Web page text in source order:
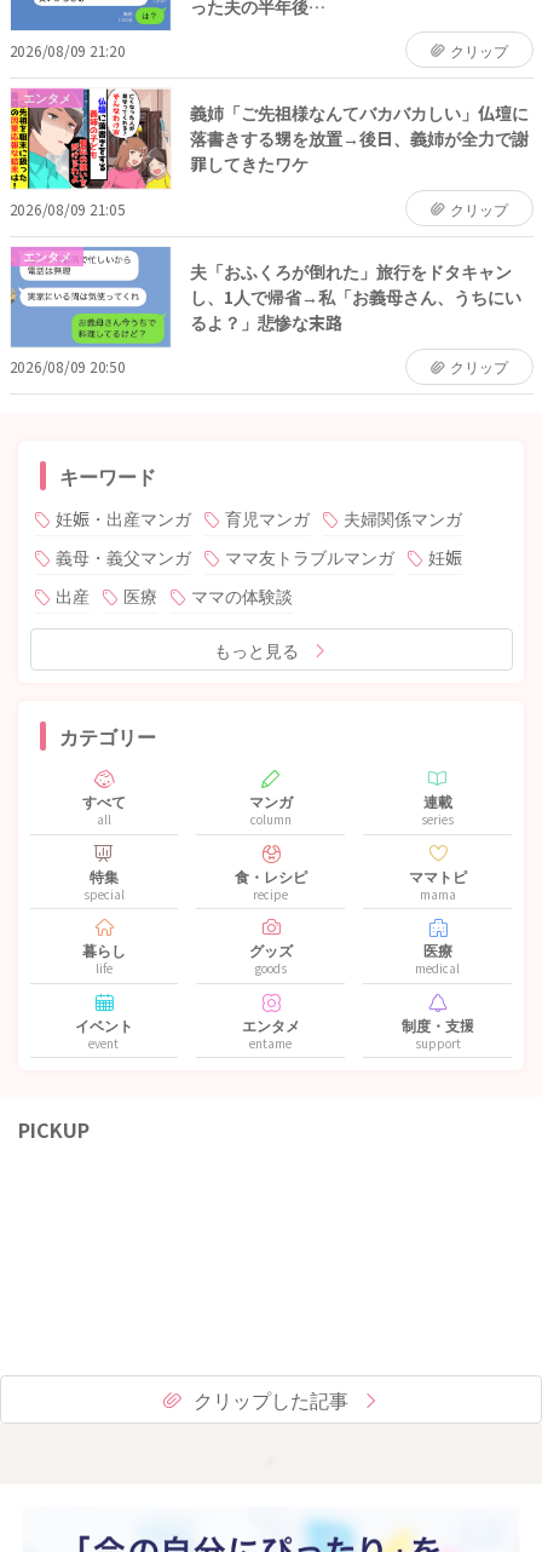
った夫の半年後…
2026/08/09 21:20 クリップ
エンタメ
義姉「ご先祖様なんてバカバカしい」仏壇に
落書きする甥を放置→後日、義姉が全力で謝
罪してきたワケ
2026/08/09 21:05 クリップ
エンタメ
夫「おふくろが倒れた」旅行をドタキャン
し、1人で帰省→私「お義母さん、うちにい
るよ？」悲惨な末路
2026/08/09 20:50 クリップ
キーワード
妊娠・出産マンガ 育児マンガ
夫婦関係マンガ
義母・義父マンガ
ママ友トラブルマンガ
妊娠
出産
医療 ママの体験談
もっと見る
カテゴリー
すべて
all
マンガ
column
連載
series
特集
special
食・レシピ
recipe
ママトピ
mama
暮らし
life
グッズ
goods
医療
medical
イベント
event
エンタメ
entame
制度・支援
support
PICKUP
クリップした記事